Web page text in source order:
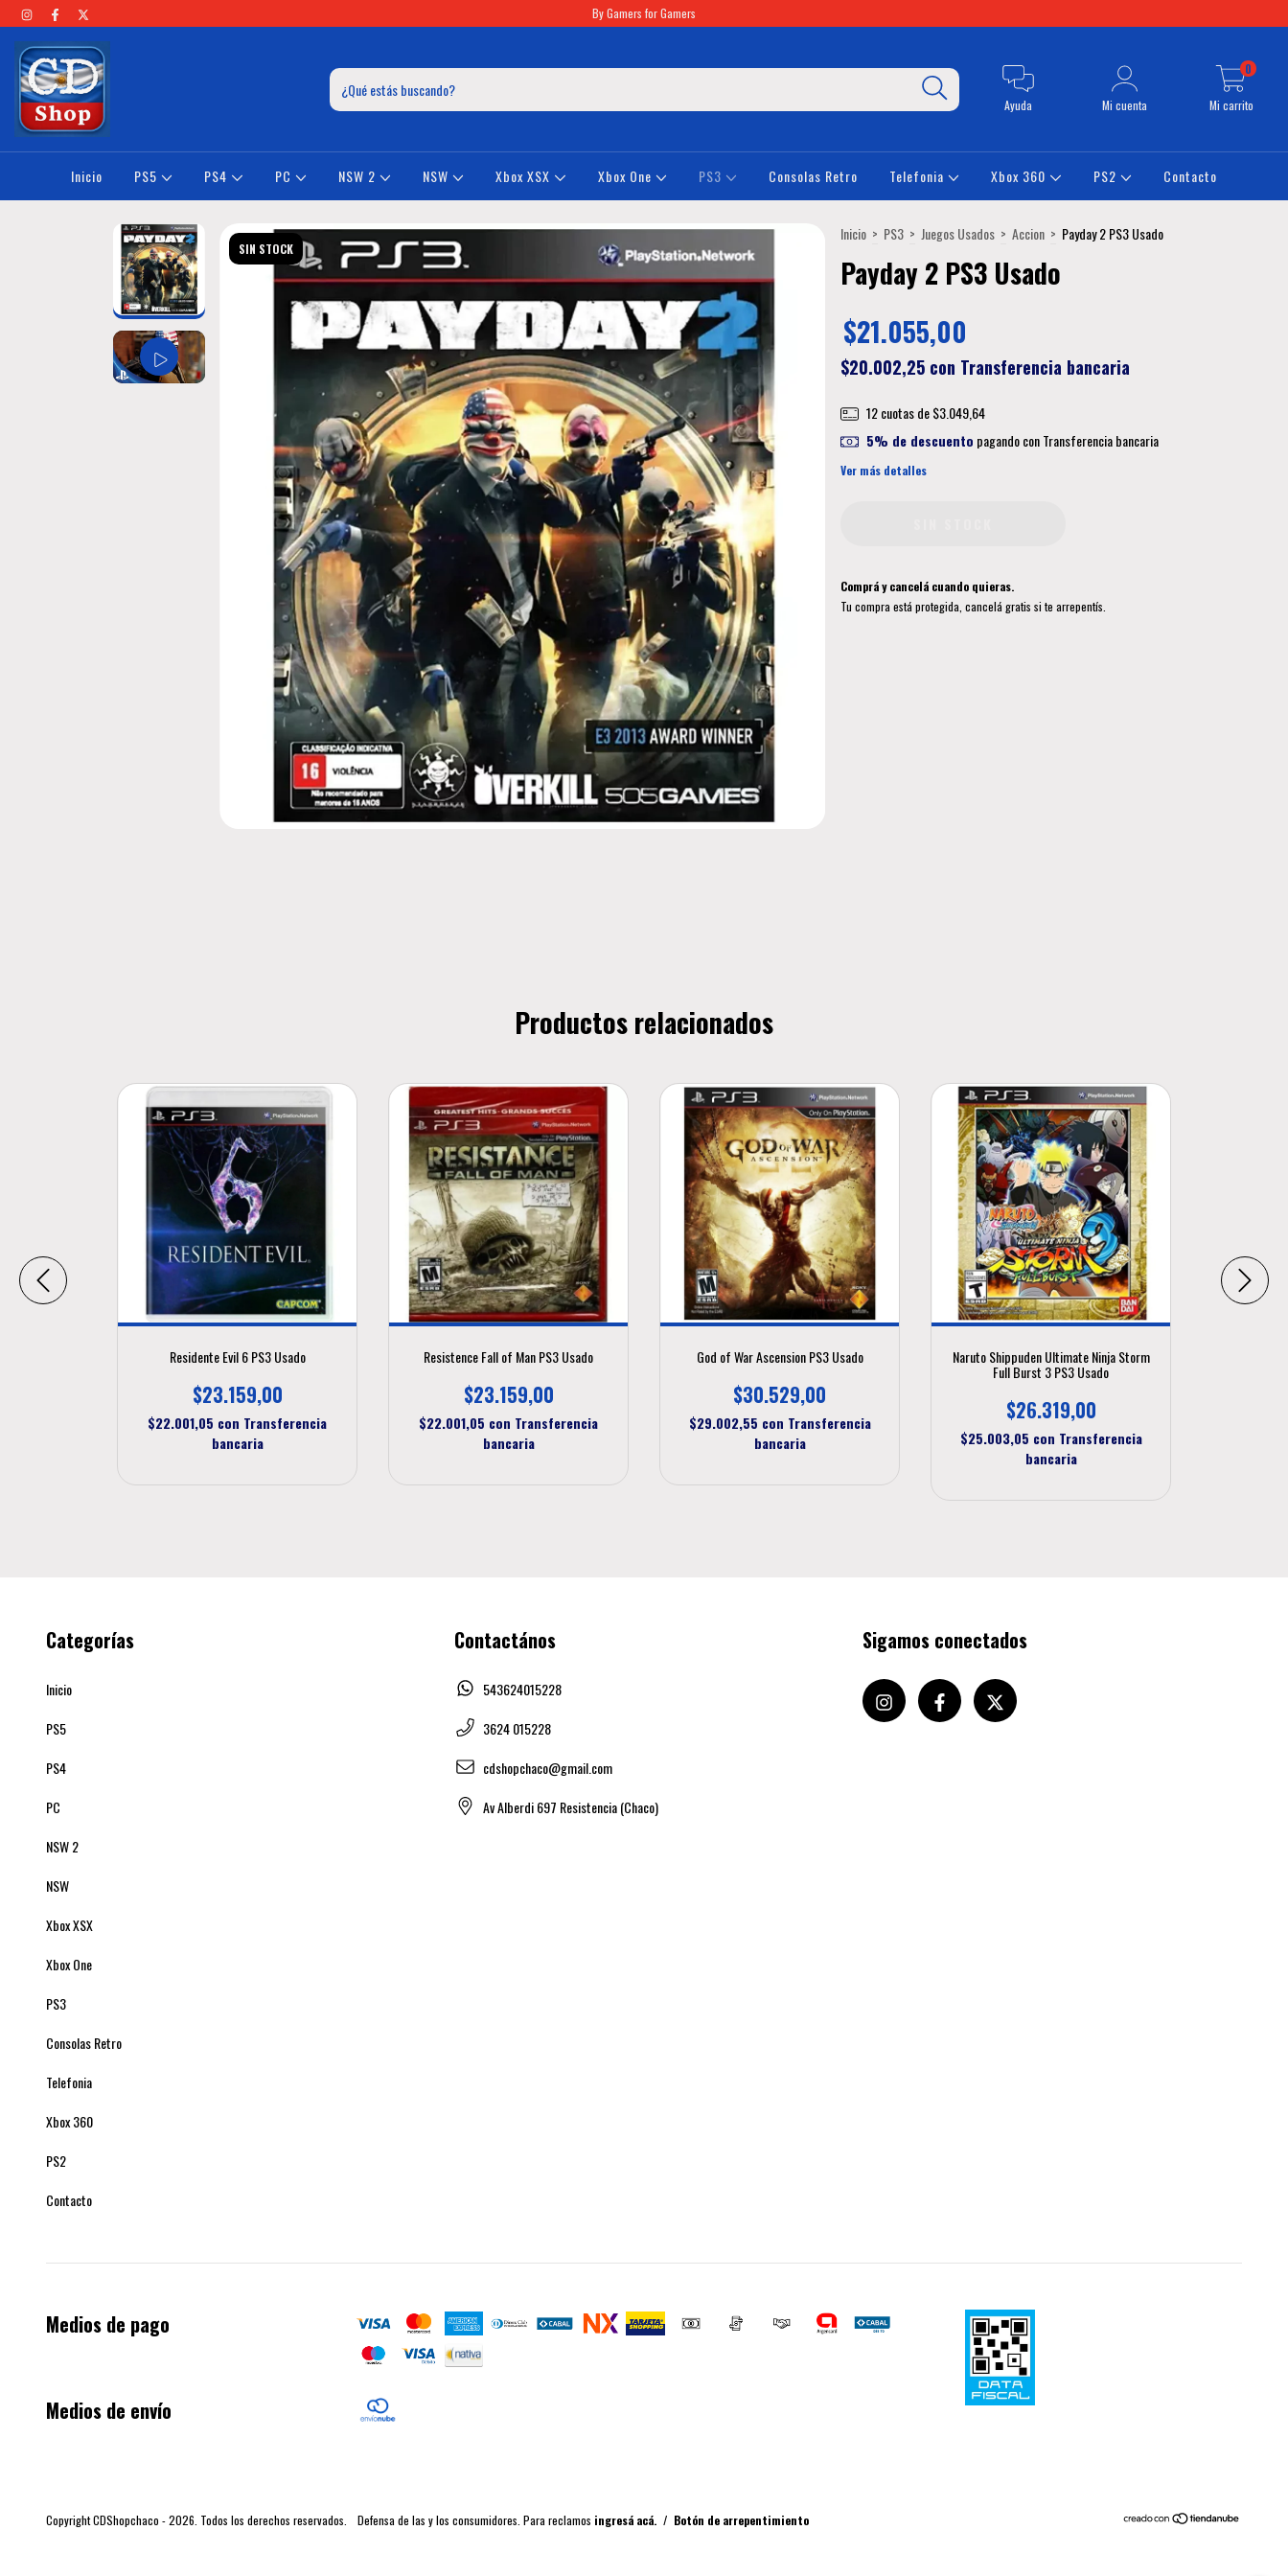
By Gamers for Gamers
Ayuda Mi cuenta Mi carrito
0
Inicio PS5 PS4 PC NSW 2 NSW Xbox XSX Xbox One PS3 Consolas Retro Telefonia Xbox 360 PS2 Contacto
SIN STOCK
Inicio > PS3 > Juegos Usados > Accion > Payday 2 PS3 Usado
Payday 2 PS3 Usado
$21.055,00
$20.002,25 con Transferencia bancaria
12 cuotas de$3.049,64
5% de descuento pagando con Transferencia bancaria
Ver más detalles
Comprá y cancelá cuando quieras.
Tu compra está protegida, cancelá gratis si te arrepentís.
Productos relacionados
Residente Evil 6 PS3 Usado
$23.159,00
$22.001,05 con Transferencia
bancaria
Resistence Fall of Man PS3 Usado
$23.159,00
$22.001,05 con Transferencia
bancaria
God of War Ascension PS3 Usado
$30.529,00
$29.002,55 con Transferencia
bancaria
Naruto Shippuden Ultimate Ninja Storm
Full Burst 3 PS3 Usado
$26.319,00
$25.003,05 con Transferencia
bancaria
Categorías
Inicio
PS5
PS4
PC
NSW 2
NSW
Xbox XSX
Xbox One
PS3
Consolas Retro
Telefonia
Xbox 360
PS2
Contacto
Contactános
543624015228
3624 015228
cdshopchaco@gmail.com
Av Alberdi 697 Resistencia (Chaco)
Sigamos conectados
Medios de pago
Medios de envío
Copyright CDShopchaco - 2026. Todos los derechos reservados. Defensa de las y los consumidores. Para reclamos ingresá acá. / Botón de arrepentimiento